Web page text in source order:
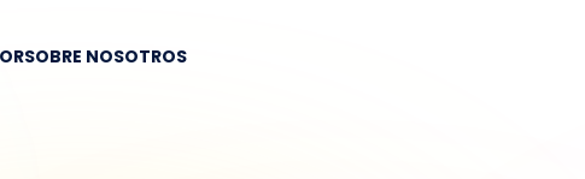
SOBRE NOSOTROS